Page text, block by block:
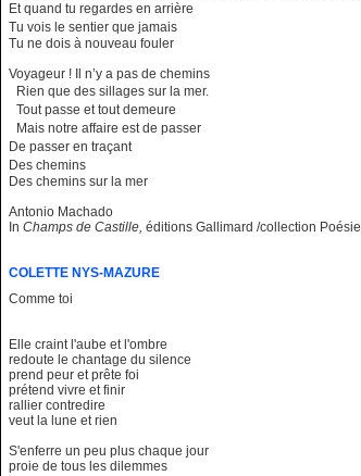
Et quand tu regardes en arrière
Tu vois le sentier que jamais
Tu ne dois à nouveau fouler
Voyageur ! Il n’y a pas de chemins
Rien que des sillages sur la mer.
Tout passe et tout demeure
Mais notre affaire est de passer
De passer en traçant
Des chemins
Des chemins sur la mer
Antonio Machado
In Champs de Castille, éditions Gallimard /collection Poésie
COLETTE NYS-MAZURE
Comme toi
Elle craint l'aube et l'ombre
redoute le chantage du silence
prend peur et prête foi
prétend vivre et finir
rallier contredire
veut la lune et rien
S'enferre un peu plus chaque jour
proie de tous les dilemmes